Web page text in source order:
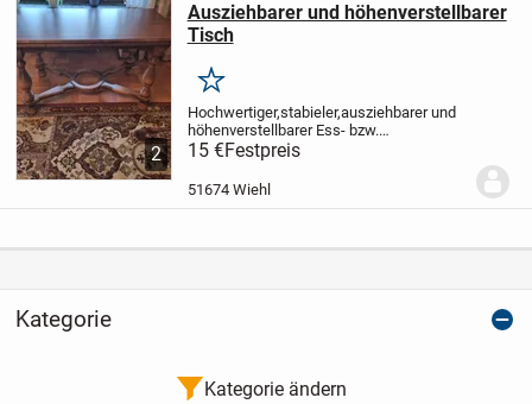
2
Ausziehbarer und höhenverstellbarer
Tisch
Merken
Hochwertiger,stabieler,ausziehbarer und
höhenverstellbarer Ess- bzw.
Wohnzimmertisch in gutem Zustand.
Tisch wurde kaum genutzt und weist
lediglich leichte Gebrauchsspuren auf.
15 €Festpreis
51674 Wiehl
Kategorie
Kategorie ändern